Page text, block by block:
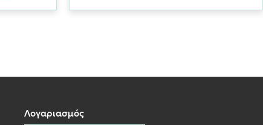
Λογαριασμός